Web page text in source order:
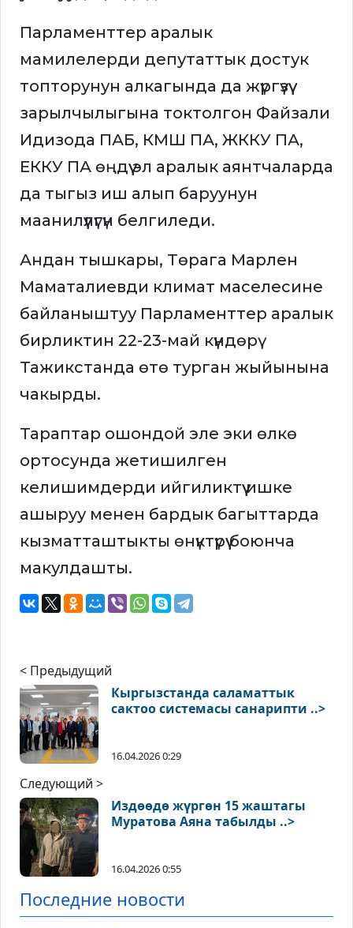
Парламенттер аралык
мамилелерди депутаттык достук
топторунун алкагында да жүргүзүү
зарылчылыгына токтолгон Файзали
Идизода ПАБ, КМШ ПА, ЖККУ ПА,
ЕККУ ПА өңдүү эл аралык аянтчаларда
да тыгыз иш алып баруунун
маанилүүлүгүн белгиледи.
Андан тышкары, Төрага Марлен
Маматалиевди климат маселесине
байланыштуу Парламенттер аралык
бирликтин 22-23-май күндөрү
Тажикстанда өтө турган жыйынына
чакырды.
Тараптар ошондой эле эки өлкө
ортосунда жетишилген
келишимдерди ийгиликтүү ишке
ашыруу менен бардык багыттарда
кызматташтыкты өнүктүрүү боюнча
макулдашты.
< Предыдущий
Кыргызстанда саламаттык
сактоо системасы санарипти ..>
16.04.2026 0:29
Следующий >
Издөөдө жүргөн 15 жаштагы
Муратова Аяна табылды ..>
16.04.2026 0:55
Последние новости